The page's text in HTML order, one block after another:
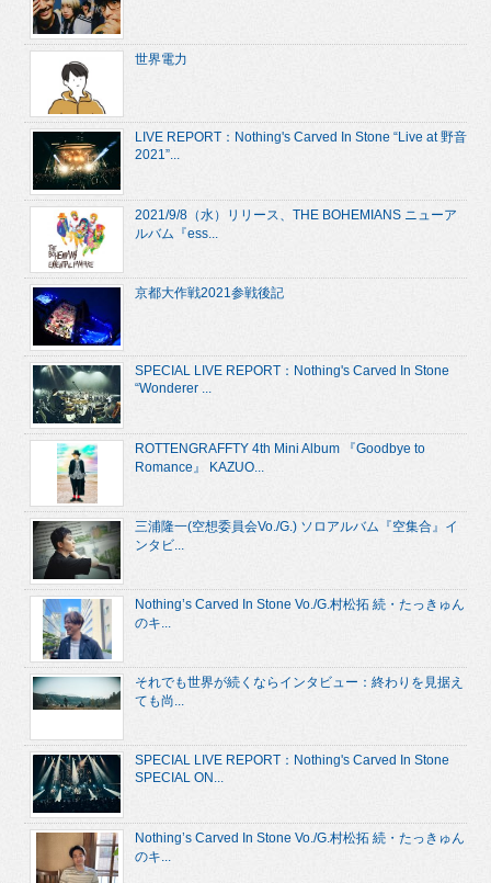
世界電力
LIVE REPORT：Nothing's Carved In Stone “Live at 野音
2021”...
2021/9/8（水）リリース、THE BOHEMIANS ニューア
ルバム『ess...
京都大作戦2021参戦後記
SPECIAL LIVE REPORT：Nothing's Carved In Stone
“Wonderer ...
ROTTENGRAFFTY 4th Mini Album 『Goodbye to
Romance』 KAZUO...
三浦隆一(空想委員会Vo./G.) ソロアルバム『空集合』イ
ンタビ...
Nothing’s Carved In Stone Vo./G.村松拓 続・たっきゅん
のキ...
それでも世界が続くならインタビュー：終わりを見据え
ても尚...
SPECIAL LIVE REPORT：Nothing's Carved In Stone
SPECIAL ON...
Nothing’s Carved In Stone Vo./G.村松拓 続・たっきゅん
のキ...